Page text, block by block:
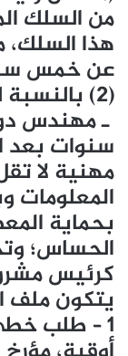
من السلك
هذا السلك،
عن خمس
(2) بالنسبة للمهندس:
ـ مهندس
سنوات بعد
مهنية لا
المعلومات
بحماية
كرئيس
يتكون ملف